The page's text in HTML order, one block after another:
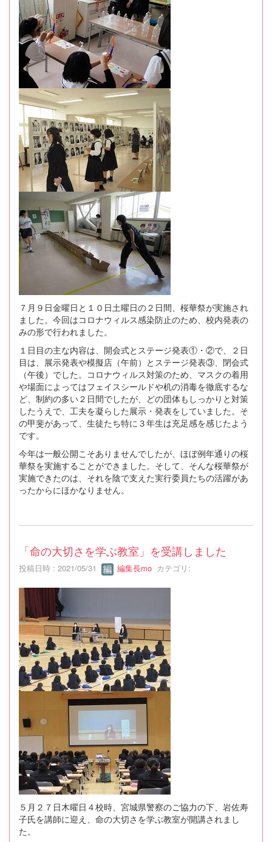
７月９日金曜日と１０日土曜日の２日間、桜華祭が実施され
ました。今回はコロナウィルス感染防止のため、校内発表の
みの形で行われました。
１日目の主な内容は、開会式とステージ発表①・②で、２日
目は、展示発表や模擬店（午前）とステージ発表③、閉会式
（午後）でした。コロナウィルス対策のため、マスクの着用
や場面によってはフェイスシールドや机の消毒を徹底するな
ど、制約の多い２日間でしたが、どの団体もしっかりと対策
したうえで、工夫を凝らした展示・発表をしていました。そ
の甲斐があって、生徒たち特に３年生は充足感を感じたよう
です。
今年は一般公開こそありませんでしたが、ほぼ例年通りの桜
華祭を実施することができました。そして、そんな桜華祭が
実施できたのは、それを陰で支えた実行委員たちの活躍があ
ったからにほかなりません。
「命の大切さを学ぶ教室」を受講しました
投稿日時 : 2021/05/31 編集長mo カテゴリ:
５月２７日木曜日４校時、宮城県警察のご協力の下、岩佐寿
子氏を講師に迎え、命の大切さを学ぶ教室が開講されまし
た。